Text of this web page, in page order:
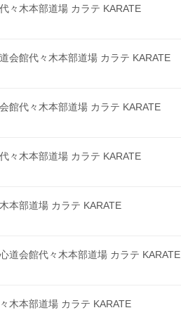
々木本部道場 カラテ KARATE
会館代々木本部道場 カラテ KARATE
館代々木本部道場 カラテ KARATE
々木本部道場 カラテ KARATE
本部道場 カラテ KARATE
道会館代々木本部道場 カラテ KARATE
木本部道場 カラテ KARATE